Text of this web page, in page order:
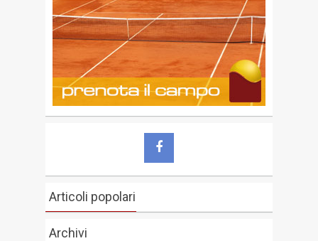
Articoli popolari
Archivi